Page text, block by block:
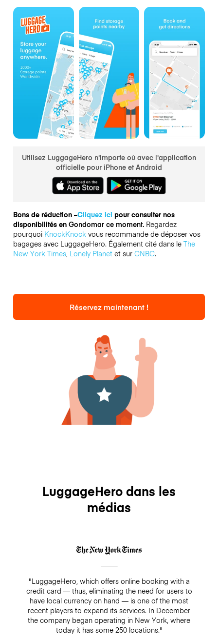
Utilisez LuggageHero n'importe où avec l'application
officielle pour iPhone et Android
Bons de réduction –Cliquez ici pour consulter nos
disponibilités en Gondomar ce moment. Regardez
pourquoi KnockKnockvous recommande de déposer vos
bagages avec LuggageHero. Également cité dans le The
New York Times, Lonely Planetet sur CNBC.
Réservez maintenant !
LuggageHero dans les
médias
"LuggageHero, which offers online booking with a
credit card — thus, eliminating the need for users to
have local currency on hand — is one of the most
recent players to expand its services. In December
the company began operating in New York, where
today it has some 250 locations."